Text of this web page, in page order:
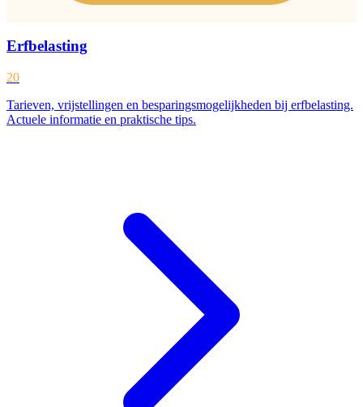
Erfbelasting
20
Tarieven, vrijstellingen en besparingsmogelijkheden bij erfbelasting.
Actuele informatie en praktische tips.